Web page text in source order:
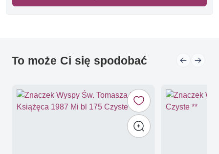
To może Ci się spodobać